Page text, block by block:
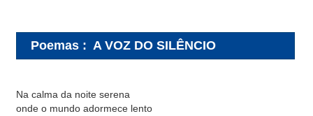
Poemas : A VOZ DO SILÊNCIO
Na calma da noite serena
onde o mundo adormece lento